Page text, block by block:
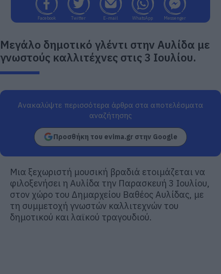
Facebook Twitter E-mail WhatsApp Messenger
Μεγάλο δημοτικό γλέντι στην Αυλίδα με
γνωστούς καλλιτέχνες στις 3 Ιουλίου.
Ανακαλύψτε περισσότερα άρθρα στα αποτελέσματα
αναζήτησης
Προσθήκη του evima.gr στην Google
Μια ξεχωριστή μουσική βραδιά ετοιμάζεται να
φιλοξενήσει η Αυλίδα την Παρασκευή 3 Ιουλίου,
στον χώρο του Δημαρχείου Βαθέος Αυλίδας, με
τη συμμετοχή γνωστών καλλιτεχνών του
δημοτικού και λαϊκού τραγουδιού.